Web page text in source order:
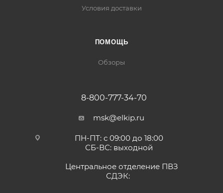
Условия доставки
ПОМОЩЬ
Обзоры
8-800-777-34-70
msk@elkip.ru
ПН-ПТ: с 09:00 до 18:00
СБ-ВС: выходной
Центральное отделение ПВЗ
СДЭК: